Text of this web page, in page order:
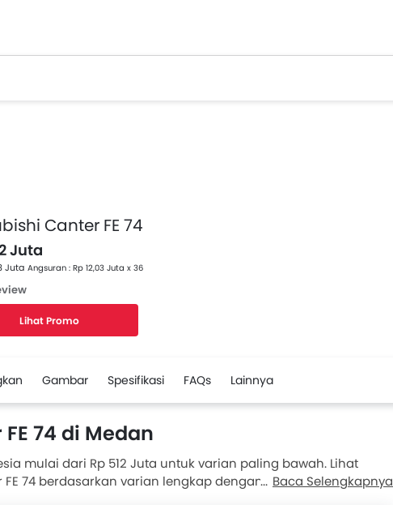
Canter FE 74
Juta
Juta Angsuran : Rp 12,03 Juta x 36
Lihat Promo
Gambar Spesifikasi FAQs Lainnya
74 di Medan
mulai dari Rp 512 Juta untuk varian paling bawah. Lihat
74 berdasarkan varian lengkap dengan promo yang
Baca Selengkapnya